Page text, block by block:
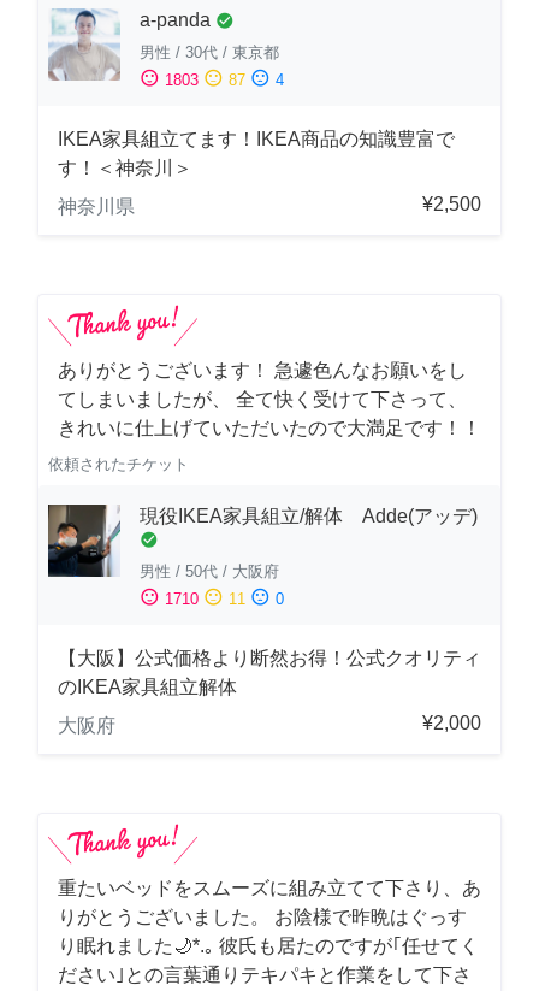
a-panda check_circle
男性 / 30代 / 東京都
sentiment_satisfied 1803 sentiment_neutral 87 sentiment_dissatisfied 4
IKEA家具組立てます！IKEA商品の知識豊富で
す！＜神奈川＞
神奈川県
¥2,500
ありがとうございます！ 急遽色んなお願いをし
てしまいましたが、 全て快く受けて下さって、
きれいに仕上げていただいたので大満足です！！
依頼されたチケット
現役IKEA家具組立/解体 Adde(アッデ)
check_circle
男性 / 50代 / 大阪府
sentiment_satisfied 1710 sentiment_neutral 11 sentiment_dissatisfied 0
【大阪】公式価格より断然お得！公式クオリティ
のIKEA家具組立解体
大阪府
¥2,000
重たいベッドをスムーズに組み立てて下さり、あ
りがとうございました。 お陰様で昨晩はぐっす
り眠れました🌙*.｡ 彼氏も居たのですが｢任せてく
ださい｣との言葉通りテキパキと作業をして下さ